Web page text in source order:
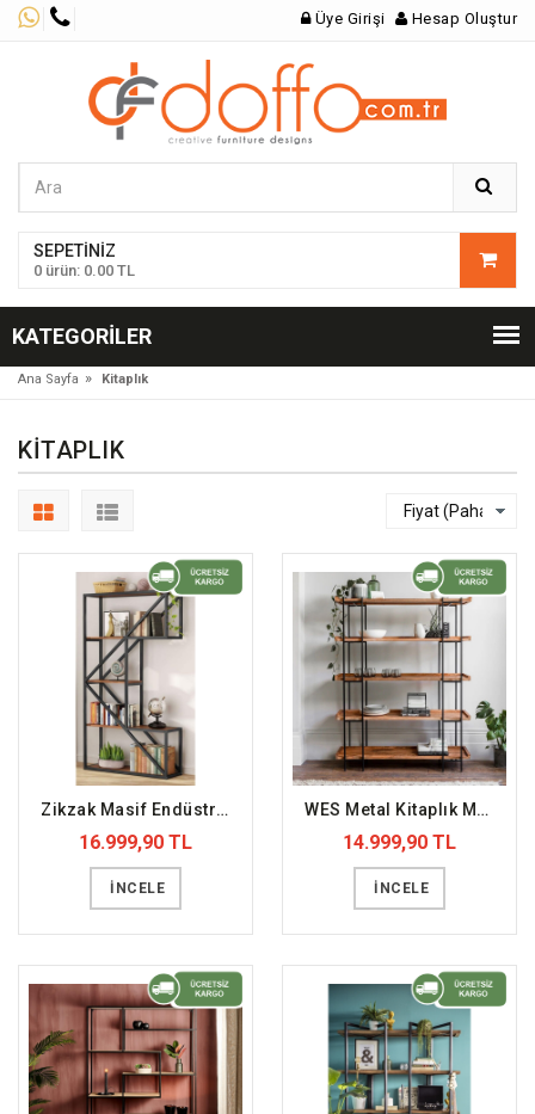
Üye Girişi Hesap Oluştur
SEPETINIZ
0 ürün: 0.00 TL
KATEGORILER
Ana Sayfa » Kitaplık
KITAPLIK
Zikzak Masif Endüstriyel Kitaplık (DFFKT28)
16.999,90 TL
İNCELE
WES Metal Kitaplık Masif Ofis Dosya Rafı (DFFKT2)
14.999,90 TL
İNCELE